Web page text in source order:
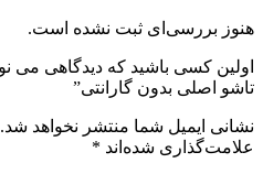
هنوز بررسی‌ای ثبت نشده است.
تاشو اصلی بدون گارانتی”
نشانی ایمیل شما منتشر نخواهد شد.
علامت‌گذاری شده‌اند *